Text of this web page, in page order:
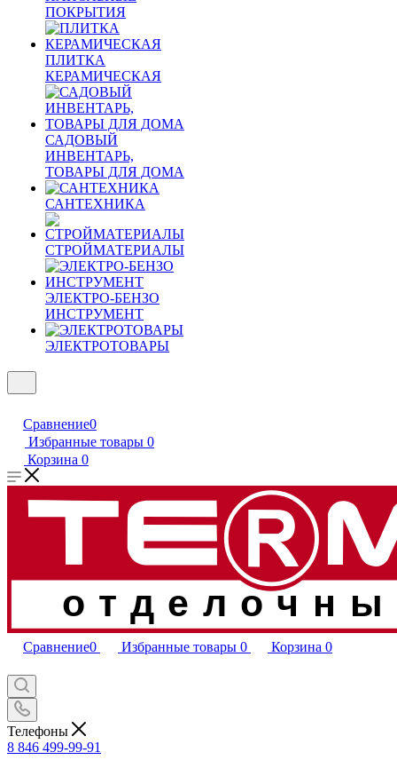
ПОКРЫТИЯ
ПЛИТКА
КЕРАМИЧЕСКАЯ
САДОВЫЙ
ИНВЕНТАРЬ,
ТОВАРЫ ДЛЯ ДОМА
САНТЕХНИКА
СТРОЙМАТЕРИАЛЫ
ЭЛЕКТРО-БЕНЗО
ИНСТРУМЕНТ
ЭЛЕКТРОТОВАРЫ
Сравнение0
Избранные товары 0
Корзина 0
Сравнение0 Избранные товары 0 Корзина 0
Телефоны
8 846 499-99-91